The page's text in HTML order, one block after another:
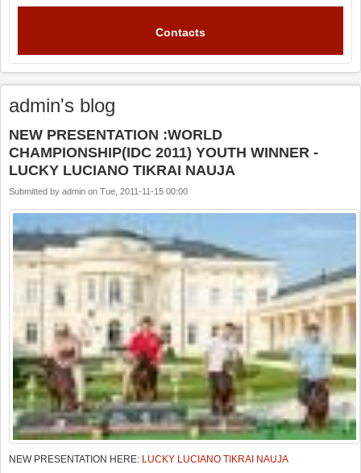
Contacts
admin's blog
NEW PRESENTATION :WORLD
CHAMPIONSHIP(IDC 2011) YOUTH WINNER -
LUCKY LUCIANO TIKRAI NAUJA
Submitted by admin on Tue, 2011-11-15 00:00
NEW PRESENTATION HERE: LUCKY LUCIANO TIKRAI NAUJA